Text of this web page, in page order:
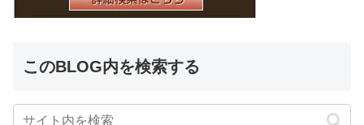
このBLOG内を検索する